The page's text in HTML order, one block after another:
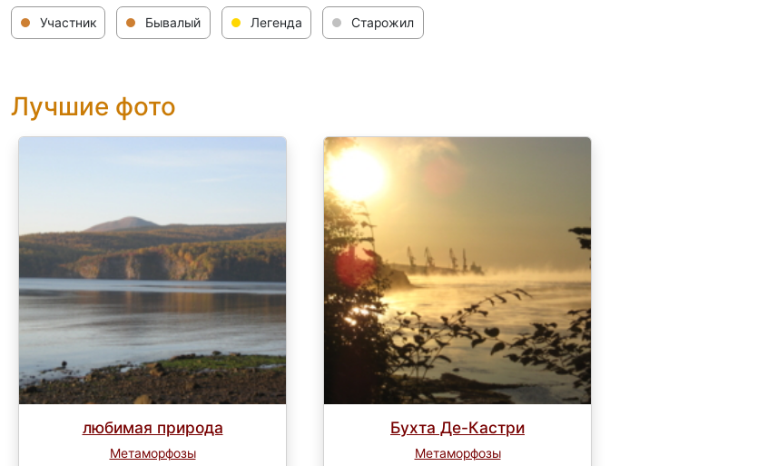
Участник Бывалый Легенда Старожил
Лучшие фото
любимая природа
Метаморфозы
Бухта Де-Кастри
Метаморфозы